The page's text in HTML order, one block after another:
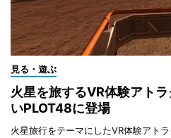
見る・遊ぶ
火星を旅するVR体験アト
いPLOT48に登場
火星旅行をテーマにしたVR体験アト